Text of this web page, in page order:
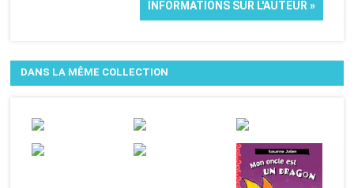
INFORMATIONS SUR L'AUTEUR »
DANS LA MÊME COLLECTION